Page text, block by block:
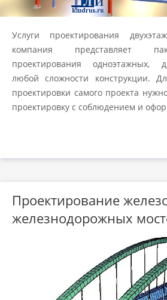
Услуги проектирования
компания представляет
проектирования одноэтажных,
любой сложности конструкции.
проектировки самого проекта
проектировку с соблюдением и
Проектирование
железнодорожных